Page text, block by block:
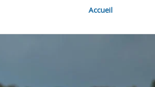
Accueil